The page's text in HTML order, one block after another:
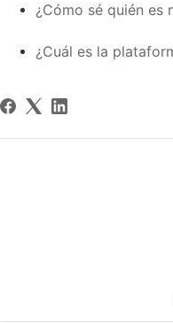
¿Cómo sé quién es
¿Cuál es la